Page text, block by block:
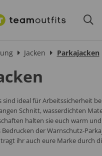
Jacken Parkajacken
sind ideal für Arbeitssicherheit
Schnitt, wasserdichten
halten sie euch warm und
der Warnschutz-
ihr auch eure Marke durch